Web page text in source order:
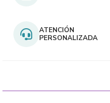
ATENCIÓN
PERSONALIZADA